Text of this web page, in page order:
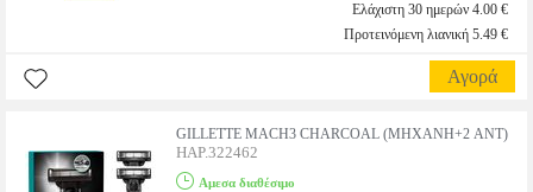
Ελάχιστη 30 ημερών 4.00 €
Προτεινόμενη λιανική 5.49 €
Αγορά
GILLETTE MACH3 CHARCOAL (MHXANH+2 ΑΝΤ)
HAP.322462
Αμεσα διαθέσιμο